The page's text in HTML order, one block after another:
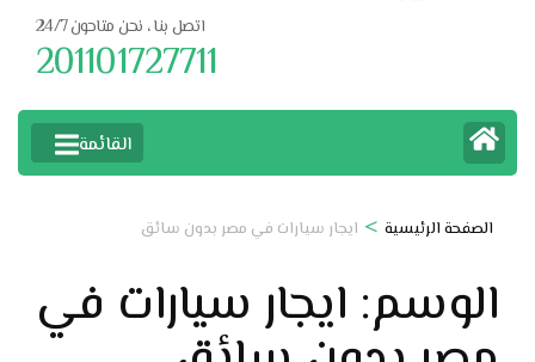
اتصل بنا ، نحن متاحون 24/7
201101727711
القائمة
الصفحة الرئيسية > ايجار سيارات في مصر بدون سائق
الوسم: ايجار سيارات في